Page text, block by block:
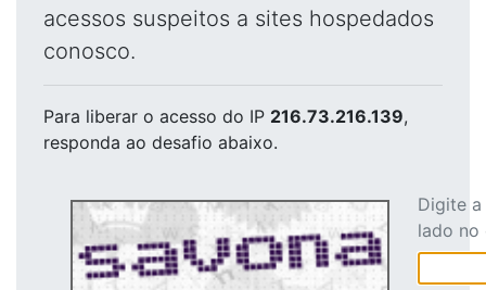
acessos suspeitos a sites hospedados
conosco.
Para liberar o acesso do IP 216.73.216.139,
responda ao desafio abaixo.
Digite
lado no